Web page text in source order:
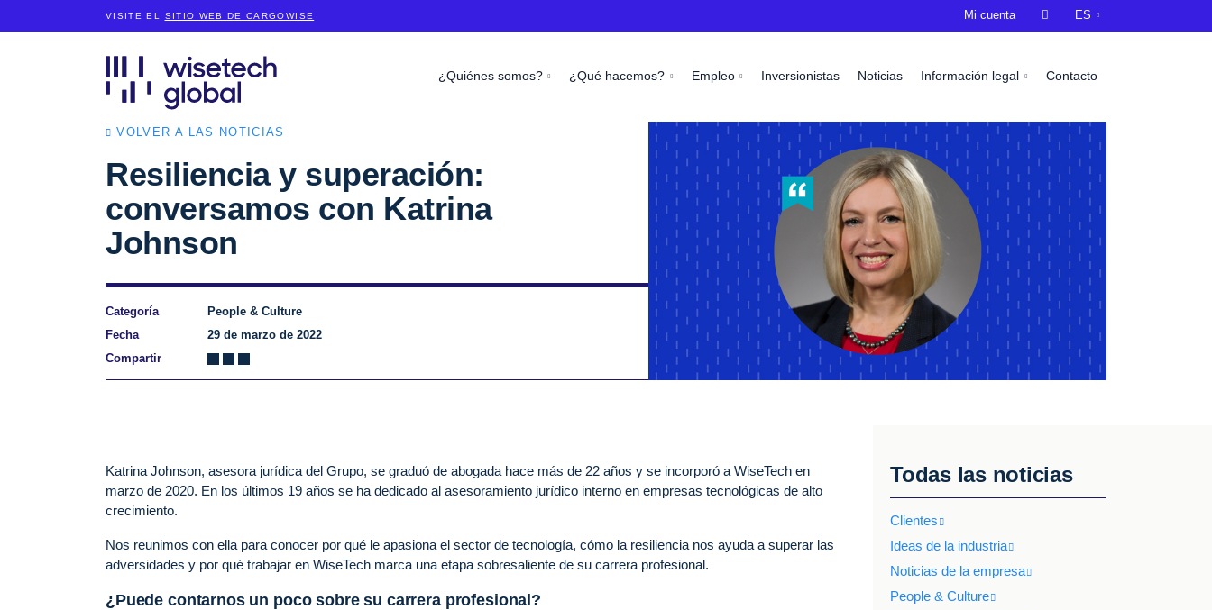
VISITE EL SITIO WEB DE CARGOWISE
¿Quiénes somos? ¿Qué hacemos? Empleo Inversionistas Noticias Información legal Contacto
Mi cuenta  ES
VOLVER A LAS NOTICIAS
Resiliencia y superación:
conversamos con Katrina
Johnson
Categoría
People & Culture
Fecha
29 de marzo de 2022
Compartir
Katrina Johnson, asesora jurídica del Grupo, se graduó de abogada hace más de 22 años y se incorporó a WiseTech en
marzo de 2020. En los últimos 19 años se ha dedicado al asesoramiento jurídico interno en empresas tecnológicas de alto
crecimiento.
Nos reunimos con ella para conocer por qué le apasiona el sector de tecnología, cómo la resiliencia nos ayuda a superar las
adversidades y por qué trabajar en WiseTech marca una etapa sobresaliente de su carrera profesional.
¿Puede contarnos un poco sobre su carrera profesional?
Todas las noticias
Clientes
Ideas de la industria
Noticias de la empresa
People & Culture